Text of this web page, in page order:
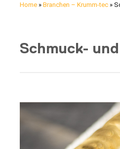
Home » Branchen – Krumm-tec »
Schmuck-